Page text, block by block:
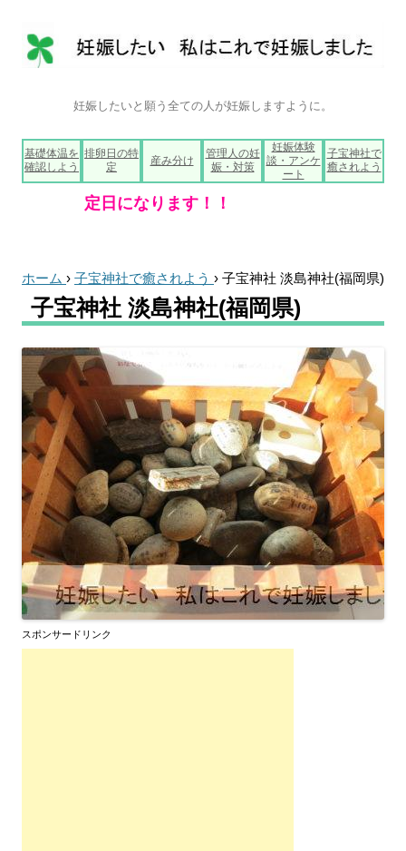
妊娠したいと願う全ての人が妊娠しますように。
コ
ン
テ
ン
ツ
へ
基礎体温を
確認しよう
排卵日の特
定
産み分け
管理人の妊
娠・対策
妊娠体験
談・アンケ
ート
子宝神社で
癒されよう
ホーム › 子宝神社で癒されよう › 子宝神社 淡島神社(福岡県)
子宝神社 淡島神社(福岡県)
スポンサードリンク